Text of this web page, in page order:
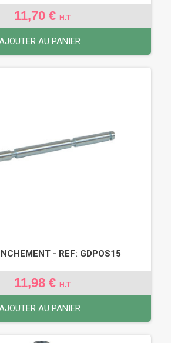
11,70 € H.T
AU PANIER
- REF: GDPOS15
11,98 € H.T
AU PANIER